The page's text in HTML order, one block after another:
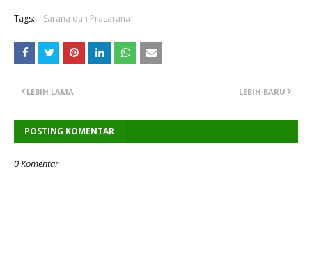
Tags: Sarana dan Prasarana
LEBIH BARU
LEBIH LAMA
POSTING KOMENTAR
0 Komentar